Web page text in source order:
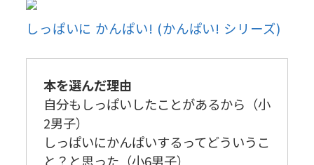
しっぱいに かんぱい! (かんぱい! シリーズ)
本を選んだ理由
自分もしっぱいしたことがあるから（小
2男子）
しっぱいにかんぱいするってどういうこ
と？と思った（小6男子）